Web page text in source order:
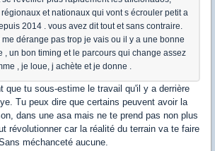
et nationaux qui vont s écrouler petit a
2014 . vous avez dit tout et sans contraire.
dérange pas trop je vais ou il y a une bonne
, un bon timing et le parcours qui change assez
, je loue, j achète et je donne .
que tu sous-estime le travail qu'il y a derrière
Tu peux dire que certains peuvent avoir la
dans une asa mais ne te prend pas non plus
révolutionner car la réalité du terrain va te faire
méchanceté aucune.